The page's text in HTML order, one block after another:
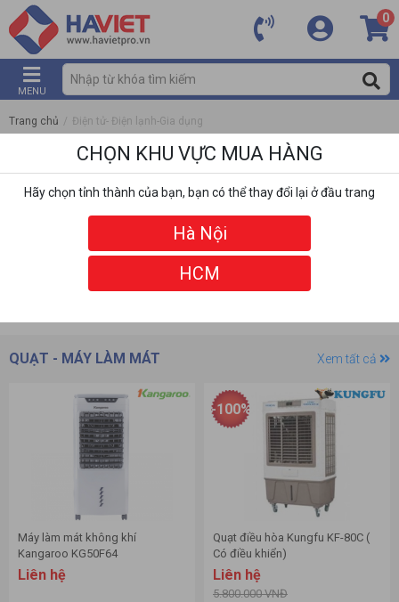
0
MENU
Trang chủ / Điện tử- Điện lạnh-Gia dụng
QUẠT - MÁY LÀM MÁT Xem tất cả
Máy làm mát không khí
Kangaroo KG50F64
Liên hệ
Quạt điều hòa Kungfu KF-80C (
Có điều khiển)
Liên hệ
5.800.000 VNĐ
-100%
CHỌN KHU VỰC MUA HÀNG
Hãy chọn tỉnh thành của bạn, bạn có thể thay đổi lại ở đầu trang
Hà Nội
HCM